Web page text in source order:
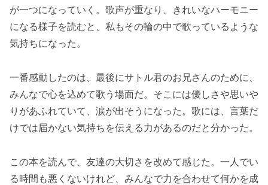
が一つになっていく。歌声が重なり、きれいなハーモニー
になる様子を読むと、私もその輪の中で歌っているような
気持ちになった。
一番感動したのは、最後にサトル君のお兄さんのために、
みんなで心を込めて歌う場面だ。そこには優しさや思いや
りがあふれていて、涙が出そうになった。歌には、言葉だ
けでは届かない気持ちを伝える力があるのだと分かった。
この本を読んで、友達の大切さを改めて感じた。一人でい
る時間も悪くないけれど、みんなで力を合わせて何かを成